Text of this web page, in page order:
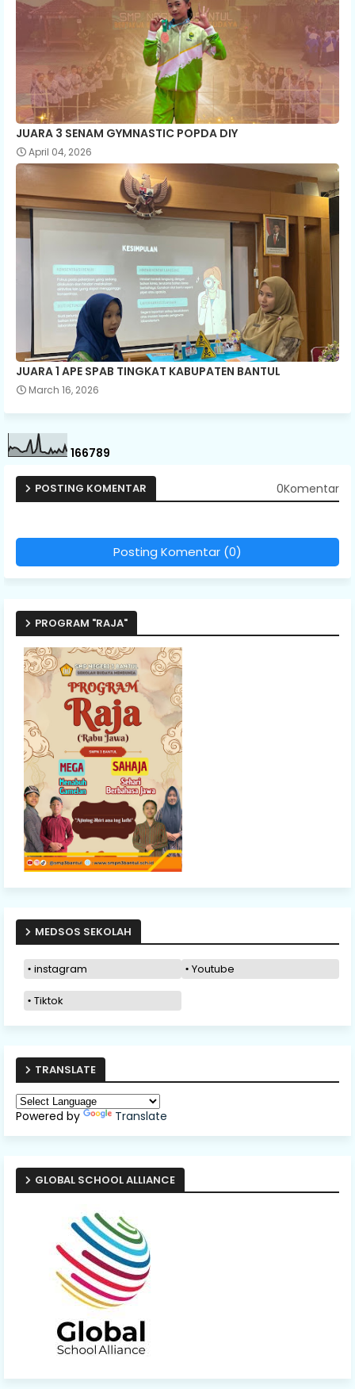
JUARA 3 SENAM GYMNASTIC POPDA DIY
April 04, 2026
JUARA 1 APE SPAB TINGKAT KABUPATEN BANTUL
March 16, 2026
166789
POSTING KOMENTAR 0Komentar
Posting Komentar (0)
PROGRAM "RAJA"
MEDSOS SEKOLAH
instagram Youtube
Tiktok
TRANSLATE
Powered by Translate
GLOBAL SCHOOL ALLIANCE